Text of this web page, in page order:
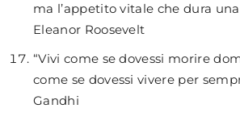
ma l’appetito vitale che dura
Eleanor Roosevelt
“Vivi come se dovessi morire
come se dovessi vivere per
Gandhi